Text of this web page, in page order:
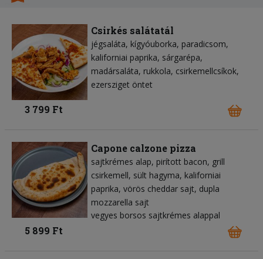
Csirkés salátatál
jégsaláta kígyóuborka paradicsom
kaliforniai paprika sárgarépa
madársaláta rukkola csirkemellcsíkok
ezersziget öntet
3 799 Ft
Capone calzone pizza
sajtkrémes alap pirított bacon grill
csirkemell sült hagyma kaliforniai
paprika vörös cheddar sajt dupla
mozzarella sajt
vegyes borsos sajtkrémes alappal
5 899 Ft